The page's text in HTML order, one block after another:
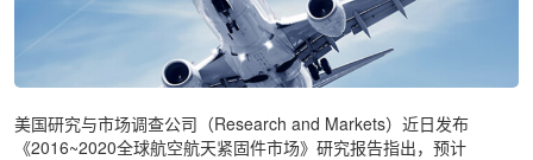
美国研究与市场调查公司（Research and Markets）近日发布
《2016~2020全球航空航天紧固件市场》研究报告指出，预计